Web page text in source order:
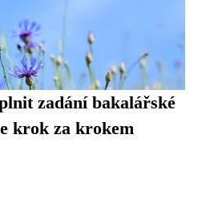
zadání bakalářské
krok za krokem